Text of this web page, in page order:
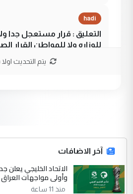
hadi
التعليق : قرار مستعجل جدا
للوزاره ولا للمواطن القرار
جنسية الرافد الثالث
ابا فرات ...
الموضوع :
الجواهري يرد على
مضجعيك يابن الزنا (نص كامل)
يتم التحديث
آخر الاضافات
وأولى مواجهات العراق
منذ 11 ساعة